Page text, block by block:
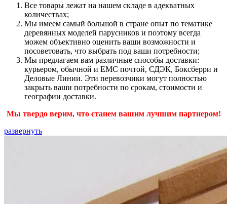
Все товары лежат на нашем складе в адекватных
количествах;
Мы имеем самый большой в стране опыт по тематике
деревянных моделей парусников и поэтому всегда
можем объективно оценить ваши возможности и
посоветовать, что выбрать под ваши потребности;
Мы предлагаем вам различные способы доставки:
курьером, обычной и ЕМС почтой, СДЭК, Боксберри и
Деловые Линии. Эти перевозчики могут полностью
закрыть ваши потребности по срокам, стоимости и
географии доставки.
Мы твердо верим, что станем вашим лучшим партнером!
развернуть